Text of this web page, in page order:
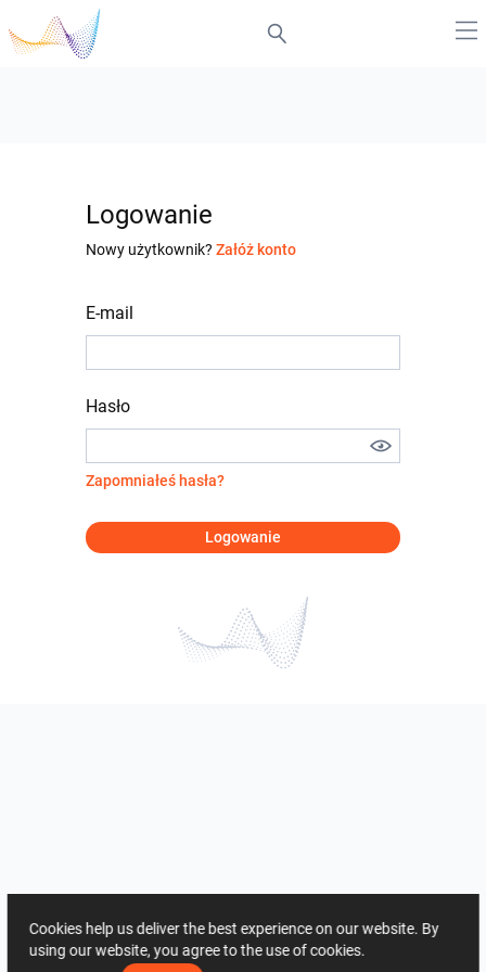
Logowanie
Nowy użytkownik? Załóż konto
E-mail
Hasło
Zapomniałeś hasła?
Logowanie
Cookies help us deliver the best experience on our website. By
using our website, you agree to the use of cookies.